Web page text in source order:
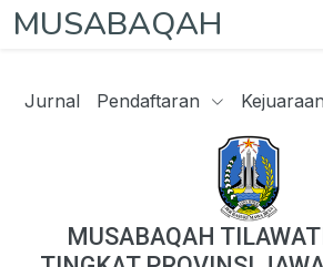
MUSABAQAH
Jurnal Pendaftaran Kejuaraan
MUSABAQAH